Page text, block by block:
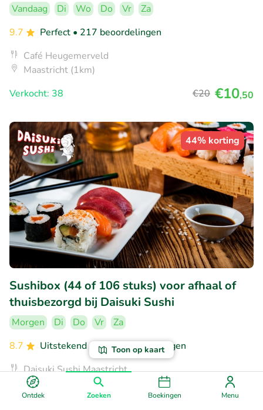
Ontdek Zoeken Boekingen Menu
Toon op kaart
Vandaag Di Wo Do Vr
Za
9.7
Perfect • 217 beoordelingen
Café Heugemerveld
Maastricht (1km)
Verkocht: 38
€20 €10,50
44% korting
Sushibox (44 of 106 stuks) voor afhaal of
thuisbezorgd bij Daisuki Sushi
Morgen Di Do Vr
Za
8.7
Uitstekend• 1.005 beoordelingen
Daisuki Sushi Maastricht
Maastricht (2km)